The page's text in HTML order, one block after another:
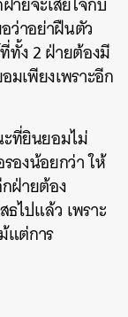
ว่าอย่าฝืนตัว
ทั้ง 2 ฝ่ายต้องมี
เพียงเพราะอีก
ที่ยินยอมไม่
องน้อยกว่า ให้
ฝ่ายต้อง
ไปแล้ว เพราะ
แต่การ
EMAIL